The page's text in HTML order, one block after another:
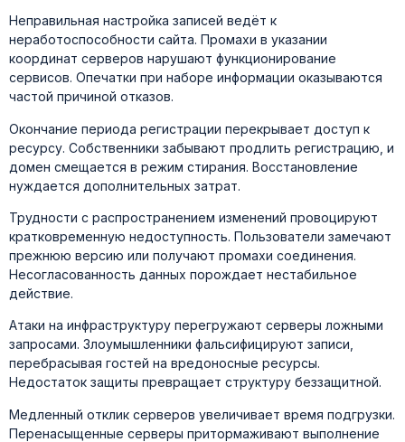
Неправильная настройка записей ведёт к
неработоспособности сайта. Промахи в указании
координат серверов нарушают функционирование
сервисов. Опечатки при наборе информации оказываются
частой причиной отказов.
Окончание периода регистрации перекрывает доступ к
ресурсу. Собственники забывают продлить регистрацию, и
домен смещается в режим стирания. Восстановление
нуждается дополнительных затрат.
Трудности с распространением изменений провоцируют
кратковременную недоступность. Пользователи замечают
прежнюю версию или получают промахи соединения.
Несогласованность данных порождает нестабильное
действие.
Атаки на инфраструктуру перегружают серверы ложными
запросами. Злоумышленники фальсифицируют записи,
перебрасывая гостей на вредоносные ресурсы.
Недостаток защиты превращает структуру беззащитной.
Медленный отклик серверов увеличивает время подгрузки.
Перенасыщенные серверы притормаживают выполнение